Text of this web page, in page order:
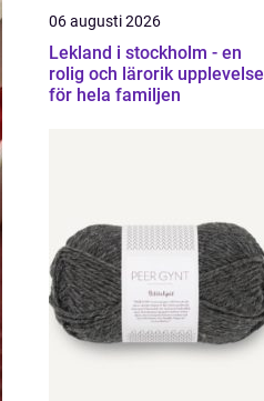
06 augusti 2026
Lekland i stockholm - en
rolig och lärorik upplevelse
för hela familjen